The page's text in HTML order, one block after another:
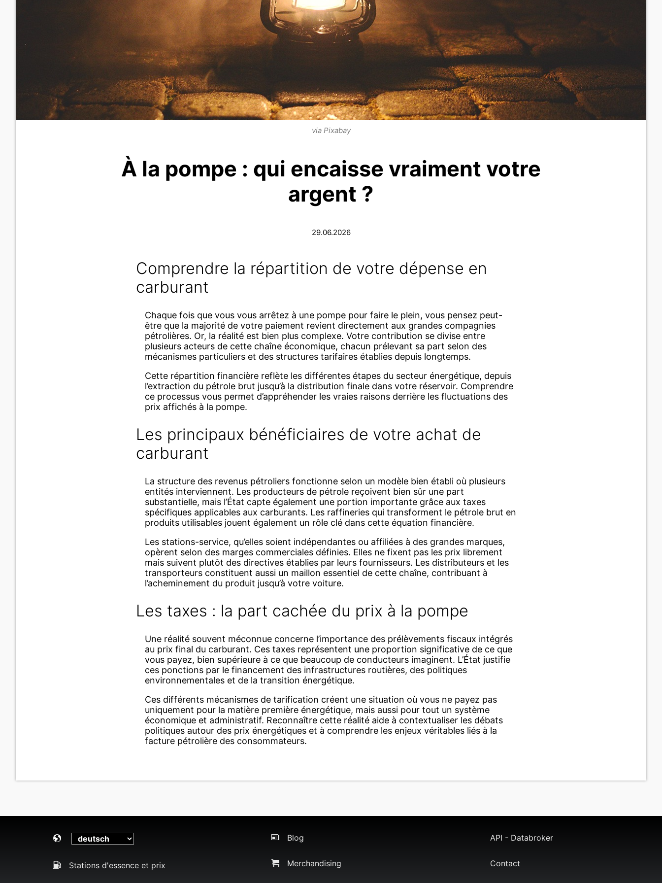
via Pixabay
À la pompe : qui encaisse vraiment votre
argent ?
29.06.2026
Comprendre la répartition de votre dépense en
carburant
Chaque fois que vous vous arrêtez à une pompe pour faire le plein, vous pensez peut-
être que la majorité de votre paiement revient directement aux grandes compagnies
pétrolières. Or, la réalité est bien plus complexe. Votre contribution se divise entre
plusieurs acteurs de cette chaîne économique, chacun prélevant sa part selon des
mécanismes particuliers et des structures tarifaires établies depuis longtemps.
Cette répartition financière reflète les différentes étapes du secteur énergétique, depuis
l’extraction du pétrole brut jusqu’à la distribution finale dans votre réservoir. Comprendre
ce processus vous permet d’appréhender les vraies raisons derrière les fluctuations des
prix affichés à la pompe.
Les principaux bénéficiaires de votre achat de
carburant
La structure des revenus pétroliers fonctionne selon un modèle bien établi où plusieurs
entités interviennent. Les producteurs de pétrole reçoivent bien sûr une part
substantielle, mais l’État capte également une portion importante grâce aux taxes
spécifiques applicables aux carburants. Les raffineries qui transforment le pétrole brut en
produits utilisables jouent également un rôle clé dans cette équation financière.
Les stations-service, qu’elles soient indépendantes ou affiliées à des grandes marques,
opèrent selon des marges commerciales définies. Elles ne fixent pas les prix librement
mais suivent plutôt des directives établies par leurs fournisseurs. Les distributeurs et les
transporteurs constituent aussi un maillon essentiel de cette chaîne, contribuant à
l’acheminement du produit jusqu’à votre voiture.
Les taxes : la part cachée du prix à la pompe
Une réalité souvent méconnue concerne l’importance des prélèvements fiscaux intégrés
au prix final du carburant. Ces taxes représentent une proportion significative de ce que
vous payez, bien supérieure à ce que beaucoup de conducteurs imaginent. L’État justifie
ces ponctions par le financement des infrastructures routières, des politiques
environnementales et de la transition énergétique.
Ces différents mécanismes de tarification créent une situation où vous ne payez pas
uniquement pour la matière première énergétique, mais aussi pour tout un système
économique et administratif. Reconnaître cette réalité aide à contextualiser les débats
politiques autour des prix énergétiques et à comprendre les enjeux véritables liés à la
facture pétrolière des consommateurs.
Stations d'essence et prix
Blog
Merchandising
API - Databroker
Contact